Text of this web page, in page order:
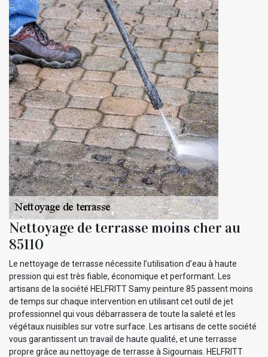
Nettoyage de terrasse moins cher au
85110
Le nettoyage de terrasse nécessite l’utilisation d’eau à haute
pression qui est très fiable, économique et performant. Les
artisans de la société HELFRITT Samy peinture 85 passent moins
de temps sur chaque intervention en utilisant cet outil de jet
professionnel qui vous débarrassera de toute la saleté et les
végétaux nuisibles sur votre surface. Les artisans de cette société
vous garantissent un travail de haute qualité, et une terrasse
propre grâce au nettoyage de terrasse à Sigournais. HELFRITT